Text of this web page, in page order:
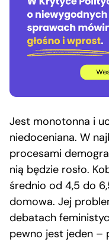
Jest monotonna i
niedoceniana. W
procesami
nią będzie rosło.
średnio od 4,5 do
domowa. Jej
debatach
pewno jest jeden –